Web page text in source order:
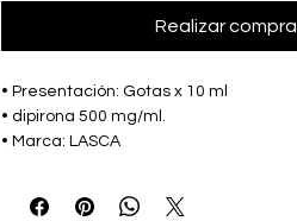
Realizar compra
• Presentación: Gotas x 10 ml
• dipirona 500 mg/ml.
• Marca: LASCA